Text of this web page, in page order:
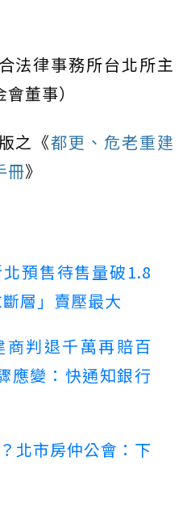
法律事務所台北所主
董事）
之《都更、危老重建
冊》
預售待售量破1.8
層」賣壓最大
判退千萬再賠百
應變：快通知銀行
北市房仲公會：下